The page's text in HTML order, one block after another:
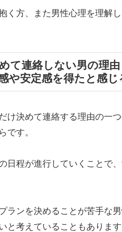
く方、また男性心理を理解
て連絡しない男の理
や安定感を得たと感じ
け決めて連絡する理由の一
です。
日程が進行していくことで
ランを決めることが苦手な
と考えていることもあります